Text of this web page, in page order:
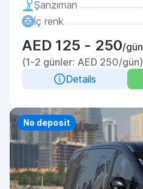
Şanzıman
İç renk
AED 125 - 250/gün
(1-2 günler: AED 250/gün)
Details
No deposit